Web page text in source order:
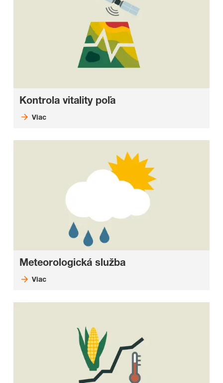
Kontrola vitality poľa
Viac
Meteorologická služba
Viac